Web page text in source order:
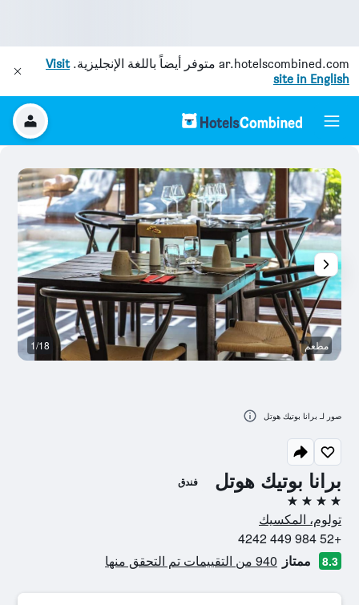
ar.hotelscombined.com متوفر أيضاً باللغة الإنجليزية.Visit
site in English
برانا بوتيك هوتل فندق
4 نجوم
تولوم، المكسيك
+52 984 449 4242
8.3 ممتاز 940 من التقييمات تم التحقق منها
مطعم 1/18
صور لـ برانا بوتيك هوتل